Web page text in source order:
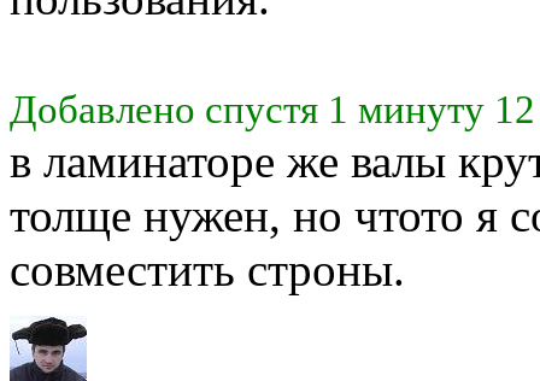
Добавлено спустя 1 минуту
в ламинаторе же валы
толще нужен, но чтото я
совместить строны.